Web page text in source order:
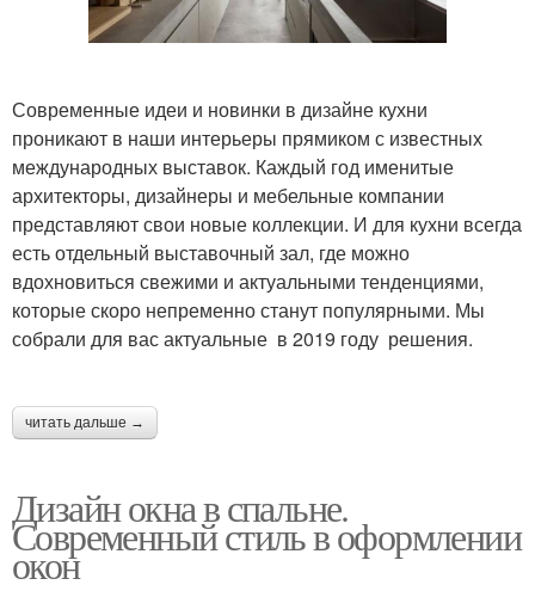
Современные идеи и новинки в дизайне кухни
проникают в наши интерьеры прямиком с известных
международных выставок. Каждый год именитые
архитекторы, дизайнеры и мебельные компании
представляют свои новые коллекции. И для кухни всегда
есть отдельный выставочный зал, где можно
вдохновиться свежими и актуальными тенденциями,
которые скоро непременно станут популярными. Мы
собрали для вас актуальные в 2019 году решения.
читать дальше →
Дизайн окна в спальне.
Современный стиль в оформлении
окон